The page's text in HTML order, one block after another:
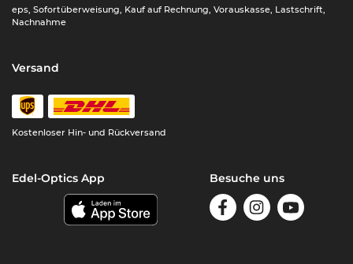
eps, Sofortüberweisung, Kauf auf Rechnung, Vorauskasse, Lastschrift,
Nachnahme
Versand
Kostenloser Hin- und Rückversand
Edel-Optics App Besuche uns